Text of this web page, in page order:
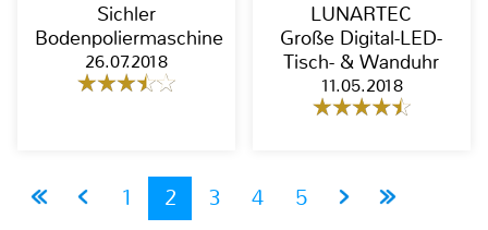
Sichler
Bodenpoliermaschine
26.07.2018
LUNARTEC
Große Digital-LED-
Tisch- & Wanduhr
11.05.2018
1 2 3 4 5